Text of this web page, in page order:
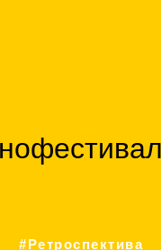
#Ретроспектива